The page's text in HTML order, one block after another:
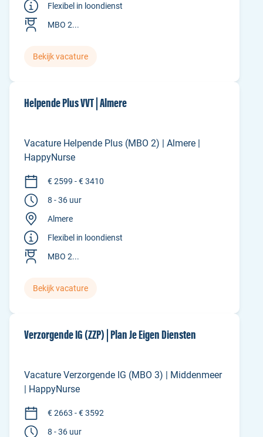
Flexibel in loondienst
MBO 2...
Bekijk vacature
Helpende Plus VVT | Almere
Vacature Helpende Plus (MBO 2) | Almere |
HappyNurse
€ 2599 - € 3410
8 - 36 uur
Almere
Flexibel in loondienst
MBO 2...
Bekijk vacature
Verzorgende IG (ZZP) | Plan Je Eigen Diensten
Vacature Verzorgende IG (MBO 3) | Middenmeer
| HappyNurse
€ 2663 - € 3592
8 - 36 uur